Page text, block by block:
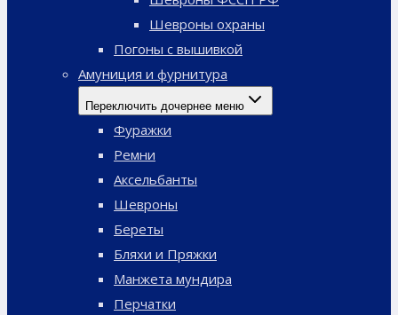
Шевроны охраны
Погоны с вышивкой
Амуниция и фурнитура
Переключить дочернее меню
Фуражки
Ремни
Аксельбанты
Шевроны
Береты
Бляхи и Пряжки
Манжета мундира
Перчатки